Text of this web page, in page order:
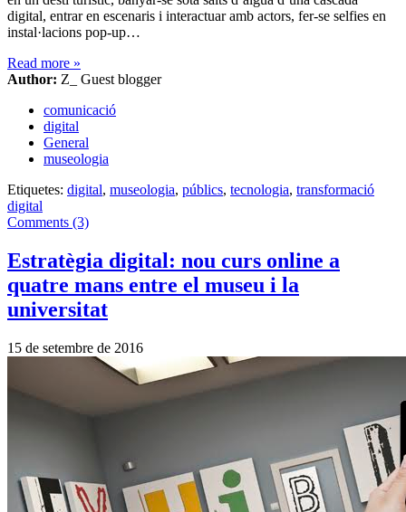
digital, entrar en escenaris i interactuar amb actors, fer-se selfies en
instal·lacions pop-up…
Read more »
Author: Z_ Guest blogger
comunicació
digital
General
museologia
Etiquetes: digital, museologia, públics, tecnologia, transformació
digital
Comments (3)
Estratègia digital: nou curs online a
quatre mans entre el museu i la
universitat
15 de setembre de 2016